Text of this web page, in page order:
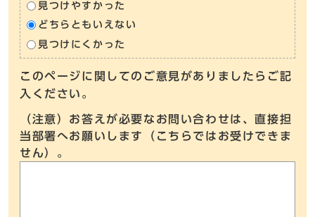
見つけやすかった
どちらともいえない
見つけにくかった
このページに関してのご意見がありましたらご記
入ください。
（注意）お答えが必要なお問い合わせは、直接担
当部署へお願いします（こちらではお受けできま
せん）。